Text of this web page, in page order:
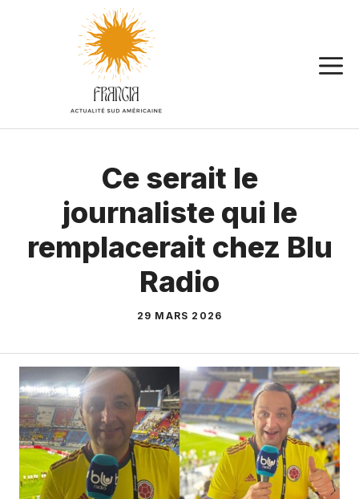
Ce serait le
journaliste qui le
remplacerait chez Blu
Radio
29 MARS 2026